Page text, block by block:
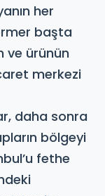
her
başta
ve ürünün
merkezi
daha sonra
bölgeyi
fethe